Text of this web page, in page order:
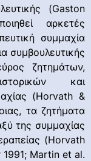
(Gaston
αρκετές
συμμαχία
συμβουλευτικής
ζητημάτων,
και
(Horvath &
τα ζητήματα
της συμμαχίας
(Horvath
Martin et al.